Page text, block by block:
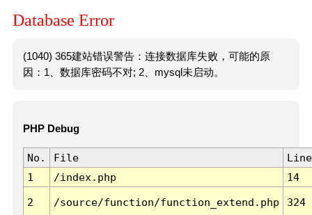
Database Error
(1040) 365建站错误警告：连接数据库失败，可能的原
因：1、数据库密码不对; 2、mysql未启动。
PHP Debug
No. File
Line
1
/index.php 14
2 /source/function/function_extend.php 324